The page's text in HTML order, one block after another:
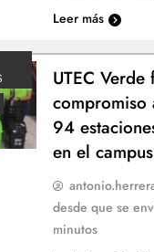
Leer más
UTEC Verde
compromiso
94
en el campus
desde que se
minutos